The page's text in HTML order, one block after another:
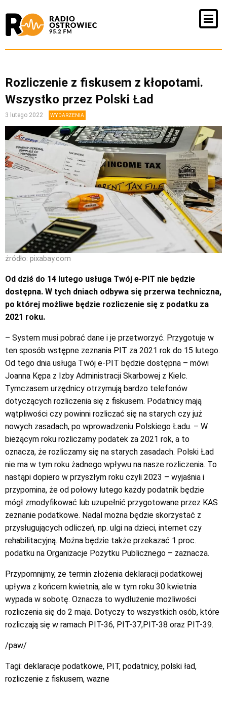
Rozliczenie z fiskusem z kłopotami.
Wszystko przez Polski Ład
3 lutego 2022 WYDARZENIA
żródło: pixabay.com
Od dziś do 14 lutego usługa Twój e-PIT nie będzie
dostępna. W tych dniach odbywa się przerwa techniczna,
po której możliwe będzie rozliczenie się z podatku za
2021 roku.
– System musi pobrać dane i je przetworzyć. Przygotuje w
ten sposób wstępne zeznania PIT za 2021 rok do 15 lutego.
Od tego dnia usługa Twój e-PIT będzie dostępna – mówi
Joanna Kępa z Izby Administracji Skarbowej z Kielc.
Tymczasem urzędnicy otrzymują bardzo telefonów
dotyczących rozliczenia się z fiskusem. Podatnicy mają
wątpliwości czy powinni rozliczać się na starych czy już
nowych zasadach, po wprowadzeniu Polskiego Ładu. – W
bieżącym roku rozliczamy podatek za 2021 rok, a to
oznacza, że rozliczamy się na starych zasadach. Polski Ład
nie ma w tym roku żadnego wpływu na nasze rozliczenia. To
nastąpi dopiero w przyszłym roku czyli 2023 – wyjaśnia i
przypomina, że od połowy lutego każdy podatnik będzie
mógł zmodyfikować lub uzupełnić przygotowane przez KAS
zeznanie podatkowe. Nadal można będzie skorzystać z
przysługujących odliczeń, np. ulgi na dzieci, internet czy
rehabilitacyjną. Można będzie także przekazać 1 proc.
podatku na Organizacje Pożytku Publicznego – zaznacza.
Przypomnijmy, że termin złożenia deklaracji podatkowej
upływa z końcem kwietnia, ale w tym roku 30 kwietnia
wypada w sobotę. Oznacza to wydłużenie możliwości
rozliczenia się do 2 maja. Dotyczy to wszystkich osób, które
rozliczają się w ramach PIT-36, PIT-37,PIT-38 oraz PIT-39.
/paw/
Tagi: deklaracje podatkowe, PIT, podatnicy, polski ład,
rozliczenie z fiskusem, wazne